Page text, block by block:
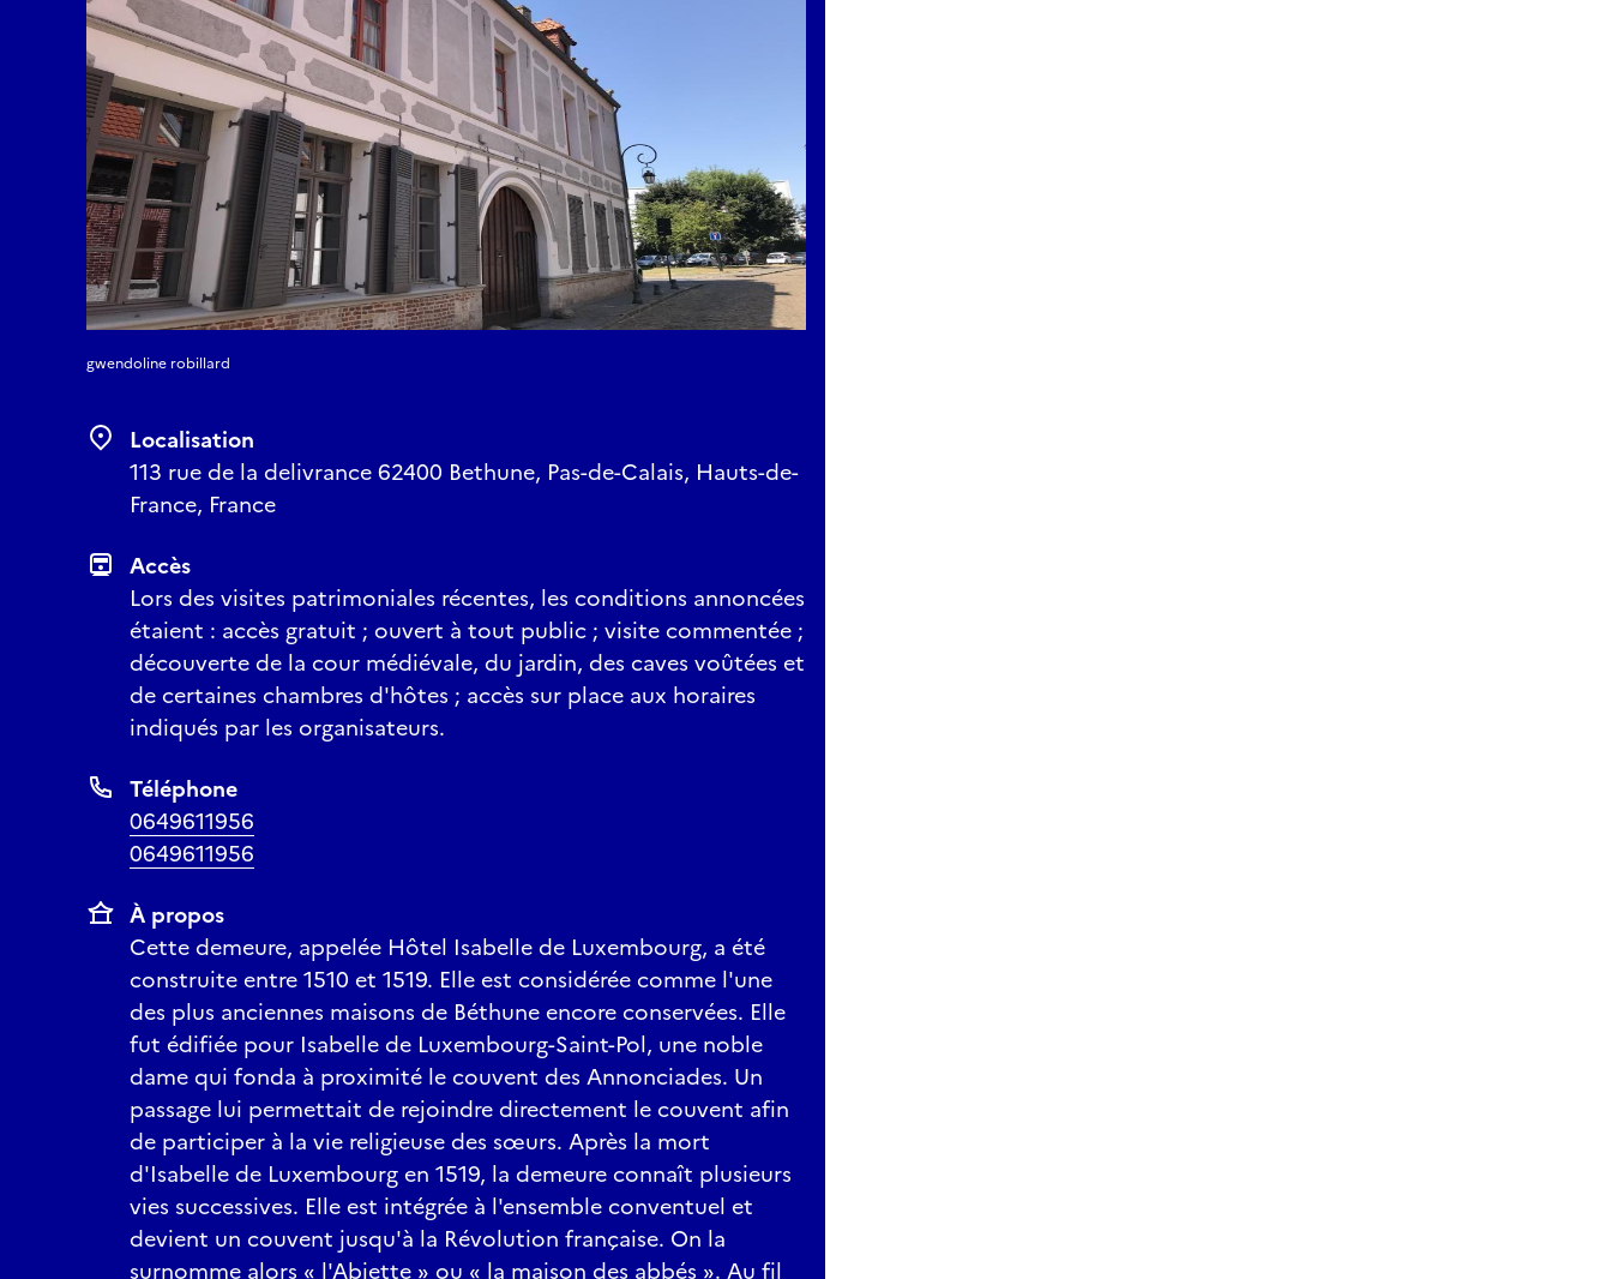
gwendoline robillard
Localisation
113 rue de la delivrance 62400 Bethune, Pas-de-Calais, Hauts-de-
France, France
Accès
Lors des visites patrimoniales récentes, les conditions annoncées
étaient : accès gratuit ; ouvert à tout public ; visite commentée ;
découverte de la cour médiévale, du jardin, des caves voûtées et
de certaines chambres d'hôtes ; accès sur place aux horaires
indiqués par les organisateurs.
Téléphone
0649611956
0649611956
À propos
Cette demeure, appelée Hôtel Isabelle de Luxembourg, a été
construite entre 1510 et 1519. Elle est considérée comme l'une
des plus anciennes maisons de Béthune encore conservées. Elle
fut édifiée pour Isabelle de Luxembourg-Saint-Pol, une noble
dame qui fonda à proximité le couvent des Annonciades. Un
passage lui permettait de rejoindre directement le couvent afin
de participer à la vie religieuse des sœurs. Après la mort
d'Isabelle de Luxembourg en 1519, la demeure connaît plusieurs
vies successives. Elle est intégrée à l'ensemble conventuel et
devient un couvent jusqu'à la Révolution française. On la
surnomme alors « l'Abiette » ou « la maison des abbés ». Au fil